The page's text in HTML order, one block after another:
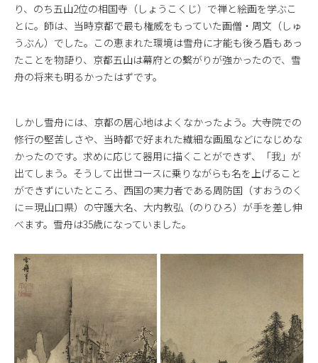
り、のち五山2位の相国寺（しょうこくじ）で禅と絵画を学ぶこ
とに。師は、当時京都で最も権威をもっていた画僧・周文（しゅ
うぶん）でした。この恵まれた環境は雪舟に才能も後ろ盾もあっ
たことを物語り、京都五山は幕府との繫がりが強かったので、雪
舟の将来も明るかったはずです。
しかし雪舟には、京都の居心地はよくなかったよう。大寺院での
修行の堅苦しさや、当時都で好まれた繊細な画風などになじめな
かったのです。求めに応じて器用に描くことができず、「我」が
出てしまう。そうして出世コースに乗りながらも名を上げること
ができずにいたところ、西国の実力者である周防国（すおうのく
に＝現山口県）の守護大名、大内教弘（のりひろ）が手を差し伸
べます。雪舟は35歳になっていました。